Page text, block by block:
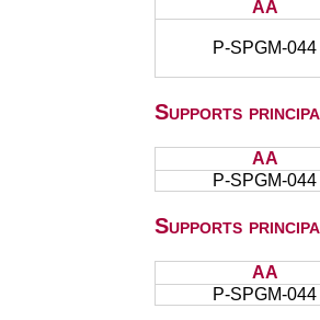
AA
P-SPGM-044
Supports
AA
P-SPGM-044
Supports
AA
P-SPGM-044